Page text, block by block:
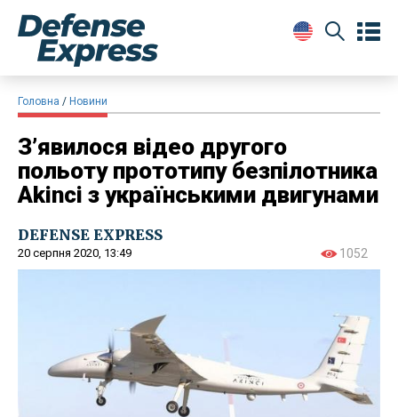
Головна Новини
З’явилося відео другого
польоту прототипу безпілотника
Akinci з українськими двигунами
DEFENSE EXPRESS
20 серпня 2020, 13:49 1052